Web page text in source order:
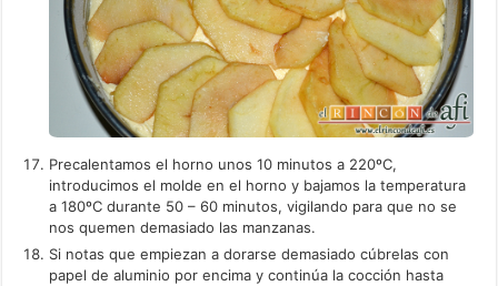
Precalentamos el horno unos 10 minutos a 220ºC,
introducimos el molde en el horno y bajamos la temperatura
a 180ºC durante 50 – 60 minutos, vigilando para que no se
nos quemen demasiado las manzanas.
Si notas que empiezan a dorarse demasiado cúbrelas con
papel de aluminio por encima y continúa la cocción hasta